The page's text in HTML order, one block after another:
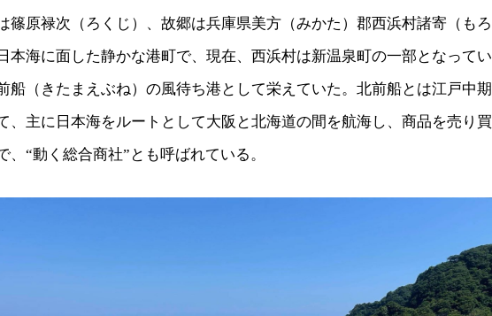
篠原禄次（ろくじ）、故郷は兵庫県美方（みかた）郡西浜村諸寄（もろ
本海に面した静かな港町で、現在、西浜村は新温泉町の一部となってい
船（きたまえぶね）の風待ち港として栄えていた。北前船とは江戸中期
、主に日本海をルートとして大阪と北海道の間を航海し、商品を売り買
、“動く総合商社”とも呼ばれている。